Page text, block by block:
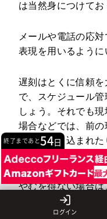
は当然身につけてお
メールや電話の応
表現を用いるように
遅刻はとくに信頼
で、スケジュール
しょう。それでも
場合などでは、前
渋滞に巻き込まれ
もあるかもしれませ
やむを得ない場合
て、しっかりと謝
そもそもそのよう
ログイン
終了まであと54日